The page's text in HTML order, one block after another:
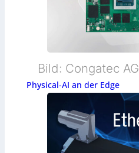
Bild: Congatec AG
Physical-AI an der Edge